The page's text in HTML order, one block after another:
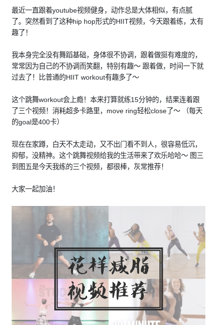
最近一直跟着youtube视频健身，动作总是大体相似，有点腻
了。突然看到了这种hip hop形式的HIIT视频，今天跟着练，太有
趣了！
我本身完全没有舞蹈基础，身体很不协调，跟着做挺有难度的，
常常因为自己的不协调而笑翻，特别有趣～ 跟着做，时间一下就
过去了！比普通的HIIT workout有趣多了～
这个跳舞workout会上瘾！本来打算就练15分钟的，结果连着跟
了三个视频！消耗超多卡路里，move ring轻松close了～ （每天
的goal是400卡）
现在在家蹲，白天不太走动，又不出门看不到人，很容易低沉，
抑郁，没精神。这个跳舞视频给我的生活带来了欢乐哈哈～ 图三
到图五是今天我练的三个视频，都很棒，灰常推荐！
大家一起加油！